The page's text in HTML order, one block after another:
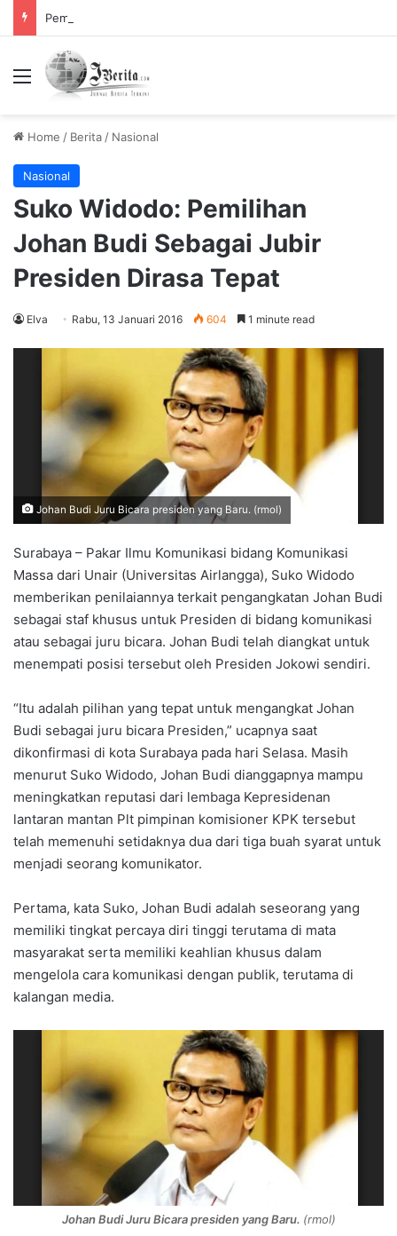
Menu
Home / Berita / Nasional
Nasional
Suko Widodo: Pemilihan
Johan Budi Sebagai Jubir
Presiden Dirasa Tepat
Elva Rabu, 13 Januari 2016 604 1 minute read
Johan Budi Juru Bicara presiden yang Baru. (rmol)
Surabaya – Pakar Ilmu Komunikasi bidang Komunikasi
Massa dari Unair (Universitas Airlangga), Suko Widodo
memberikan penilaiannya terkait pengangkatan Johan Budi
sebagai staf khusus untuk Presiden di bidang komunikasi
atau sebagai juru bicara. Johan Budi telah diangkat untuk
menempati posisi tersebut oleh Presiden Jokowi sendiri.
“Itu adalah pilihan yang tepat untuk mengangkat Johan
Budi sebagai juru bicara Presiden,” ucapnya saat
dikonfirmasi di kota Surabaya pada hari Selasa. Masih
menurut Suko Widodo, Johan Budi dianggapnya mampu
meningkatkan reputasi dari lembaga Kepresidenan
lantaran mantan Plt pimpinan komisioner KPK tersebut
telah memenuhi setidaknya dua dari tiga buah syarat untuk
menjadi seorang komunikator.
Pertama, kata Suko, Johan Budi adalah seseorang yang
memiliki tingkat percaya diri tinggi terutama di mata
masyarakat serta memiliki keahlian khusus dalam
mengelola cara komunikasi dengan publik, terutama di
kalangan media.
Johan Budi Juru Bicara presiden yang Baru. (rmol)